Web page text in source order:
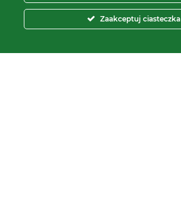
+48 566 602 000
e-mail:
sprzedaz@proxima.pl
Zaakceptuj ciasteczka